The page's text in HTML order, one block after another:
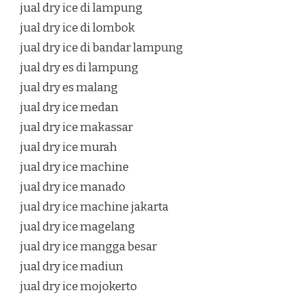
jual dry ice di lampung
jual dry ice di lombok
jual dry ice di bandar lampung
jual dry es di lampung
jual dry es malang
jual dry ice medan
jual dry ice makassar
jual dry ice murah
jual dry ice machine
jual dry ice manado
jual dry ice machine jakarta
jual dry ice magelang
jual dry ice mangga besar
jual dry ice madiun
jual dry ice mojokerto